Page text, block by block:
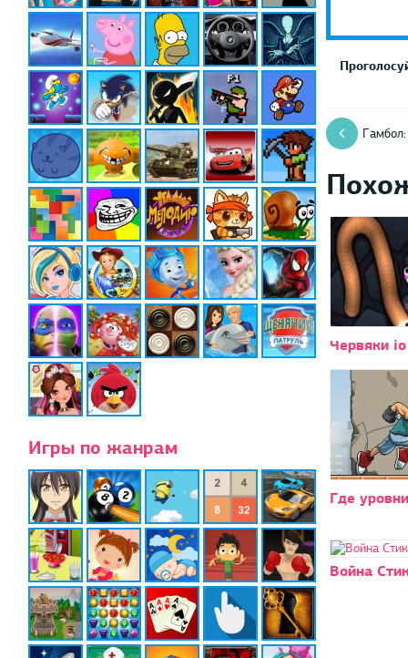
Игры по жанрам
Червяки
Где уровни
Война